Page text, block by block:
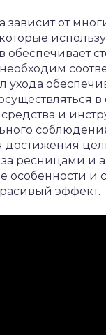
зависит от
обеспечивает
необходим
ухода
в
и
ресницами и
особенности
эффект.